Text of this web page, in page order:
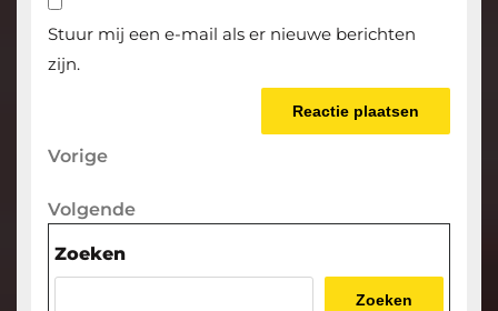
Stuur mij een e-mail als er nieuwe berichten
zijn.
Berichtnavigatie
Vorige
Vorige
Volgende
Volgende
Zoeken
Zoeken